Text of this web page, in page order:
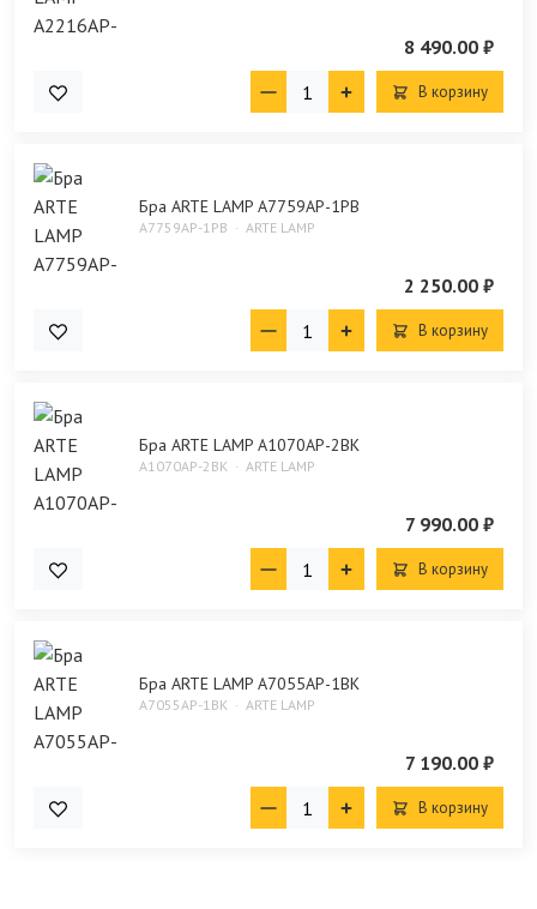
8 490.00 ₽
В корзину
Бра ARTE LAMP A7759AP-1PB
A7759AP-1PB ARTE LAMP
2 250.00 ₽
В корзину
Бра ARTE LAMP A1070AP-2BK
A1070AP-2BK ARTE LAMP
7 990.00 ₽
В корзину
Бра ARTE LAMP A7055AP-1BK
A7055AP-1BK ARTE LAMP
7 190.00 ₽
В корзину